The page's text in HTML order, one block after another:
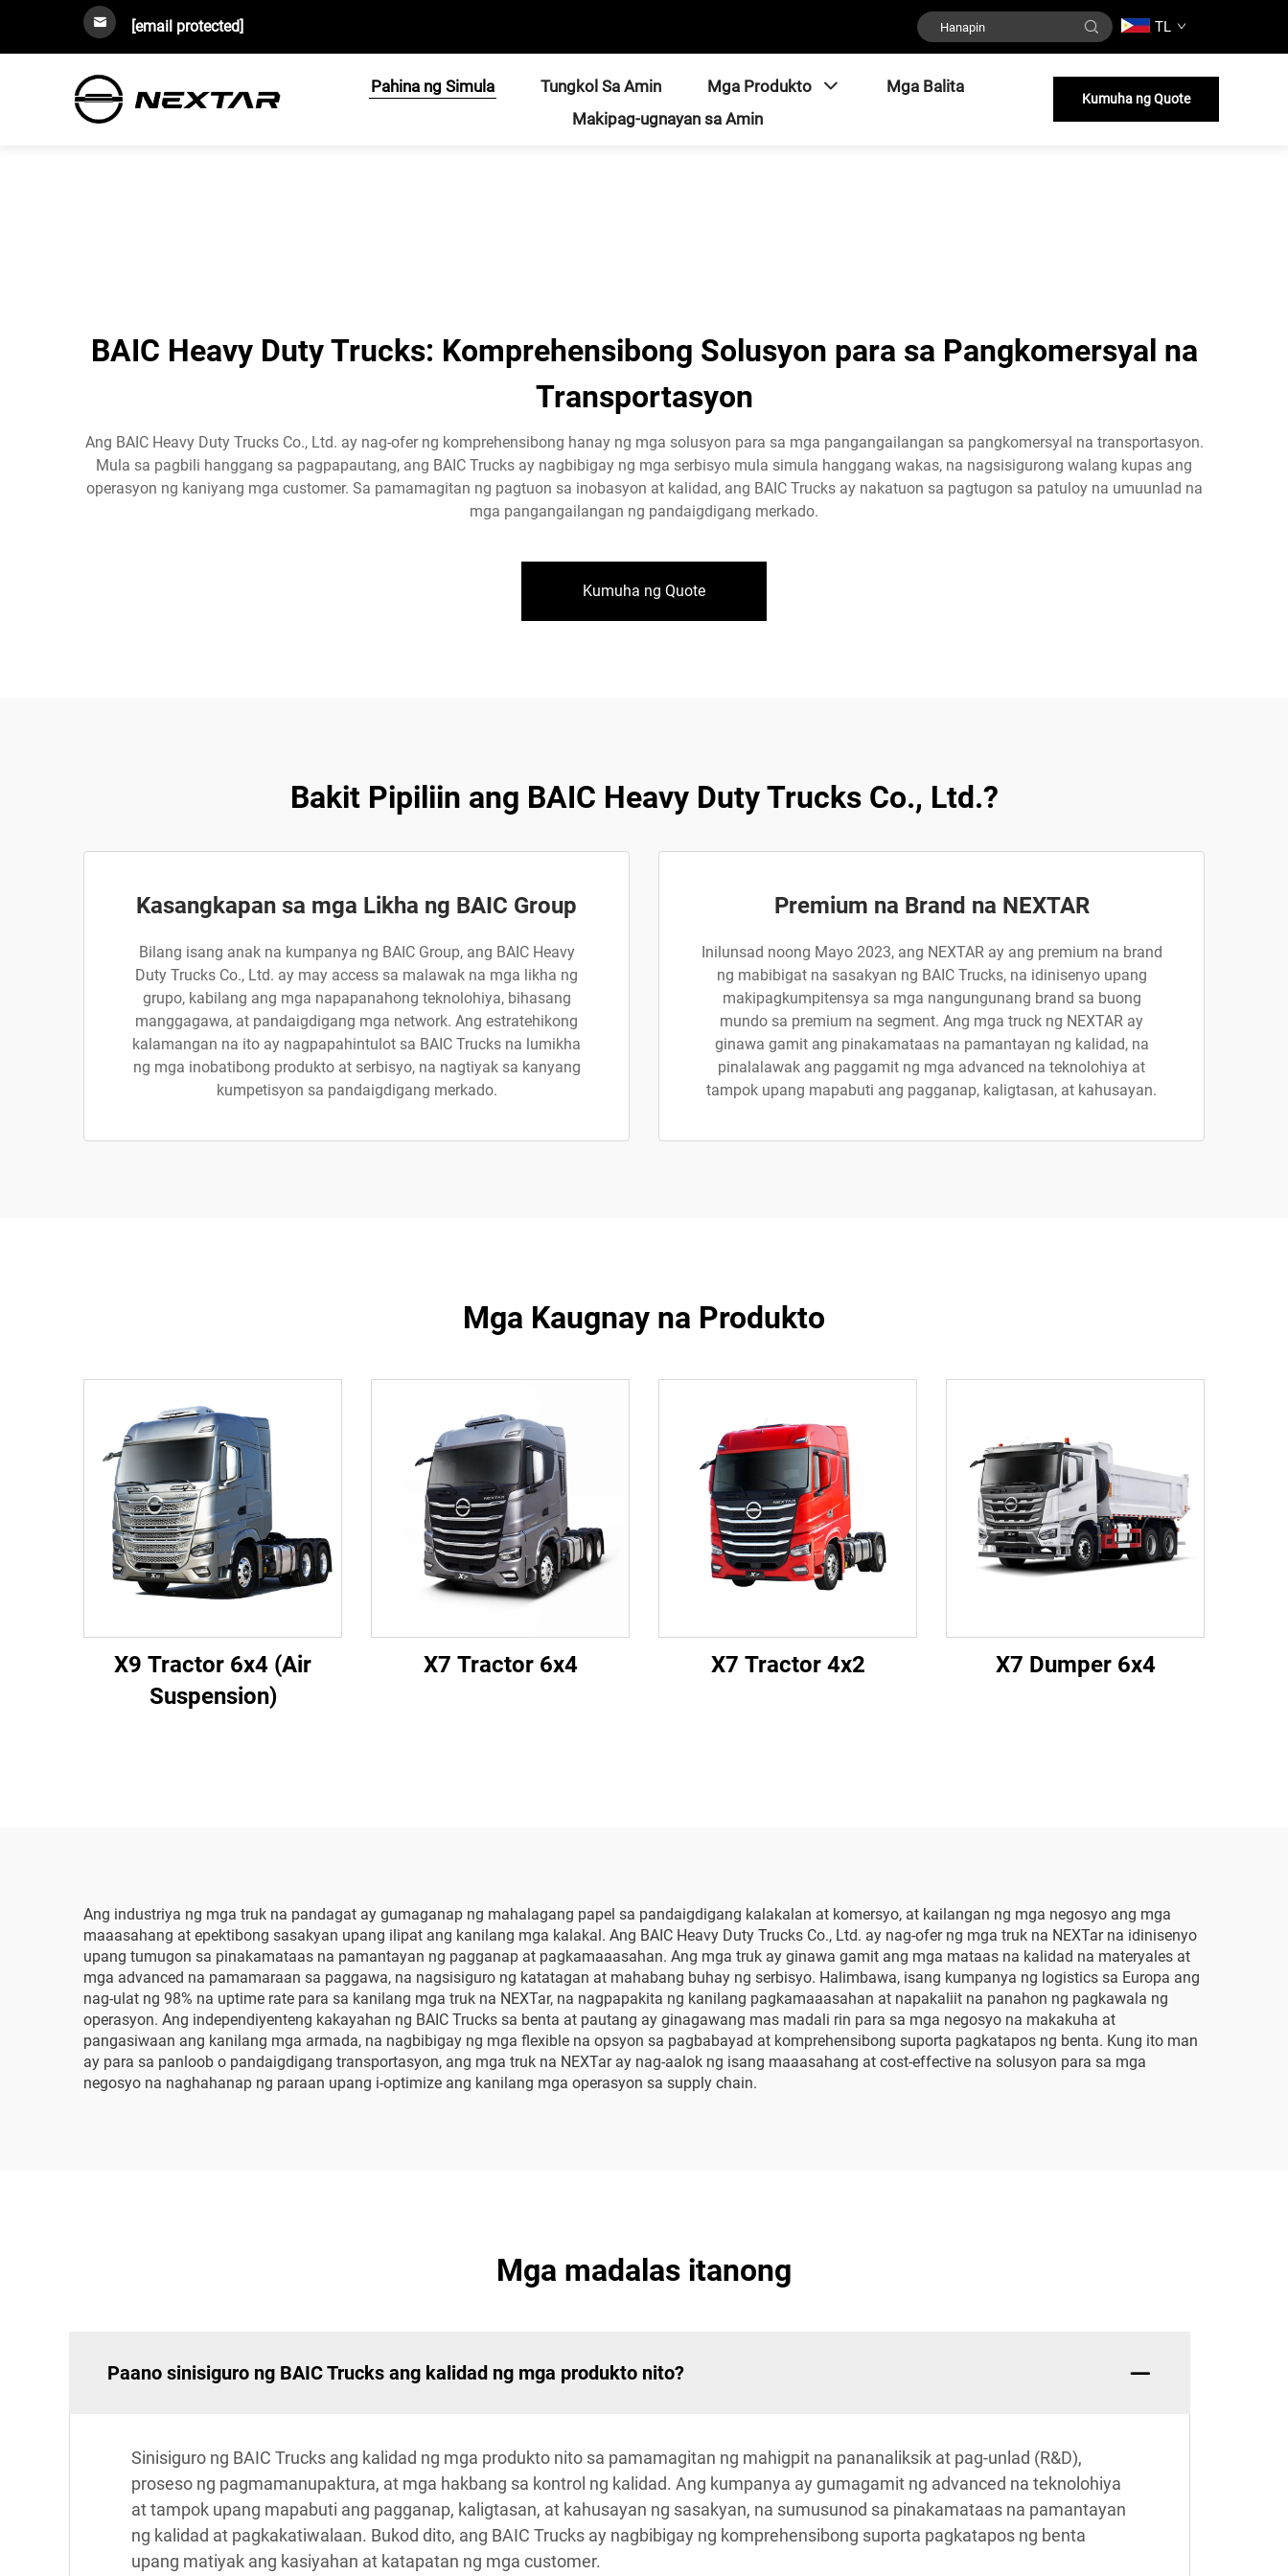
[email protected] TL
Pahina ng Simula Tungkol Sa Amin Mga Produkto
Mga Balita
Makipag-ugnayan sa Amin
Kumuha ng Quote
BAIC Heavy Duty Trucks: Komprehensibong Solusyon para sa Pangkomersyal na
Transportasyon
Ang BAIC Heavy Duty Trucks Co., Ltd. ay nag-ofer ng komprehensibong hanay ng mga solusyon para sa mga pangangailangan sa pangkomersyal na transportasyon.
Mula sa pagbili hanggang sa pagpapautang, ang BAIC Trucks ay nagbibigay ng mga serbisyo mula simula hanggang wakas, na nagsisigurong walang kupas ang
operasyon ng kaniyang mga customer. Sa pamamagitan ng pagtuon sa inobasyon at kalidad, ang BAIC Trucks ay nakatuon sa pagtugon sa patuloy na umuunlad na
mga pangangailangan ng pandaigdigang merkado.
Kumuha ng Quote
Bakit Pipiliin ang BAIC Heavy Duty Trucks Co., Ltd.?
Kasangkapan sa mga Likha ng BAIC Group
Bilang isang anak na kumpanya ng BAIC Group, ang BAIC Heavy
Duty Trucks Co., Ltd. ay may access sa malawak na mga likha ng
grupo, kabilang ang mga napapanahong teknolohiya, bihasang
manggagawa, at pandaigdigang mga network. Ang estratehikong
kalamangan na ito ay nagpapahintulot sa BAIC Trucks na lumikha
ng mga inobatibong produkto at serbisyo, na nagtiyak sa kanyang
kumpetisyon sa pandaigdigang merkado.
Premium na Brand na NEXTAR
Inilunsad noong Mayo 2023, ang NEXTAR ay ang premium na brand
ng mabibigat na sasakyan ng BAIC Trucks, na idinisenyo upang
makipagkumpitensya sa mga nangungunang brand sa buong
mundo sa premium na segment. Ang mga truck ng NEXTAR ay
ginawa gamit ang pinakamataas na pamantayan ng kalidad, na
pinalalawak ang paggamit ng mga advanced na teknolohiya at
tampok upang mapabuti ang pagganap, kaligtasan, at kahusayan.
Mga Kaugnay na Produkto
X9 Tractor 6x4 (Air
Suspension)
X7 Tractor 6x4 X7 Tractor 4x2 X7 Dumper 6x4
Ang industriya ng mga truk na pandagat ay gumaganap ng mahalagang papel sa pandaigdigang kalakalan at komersyo, at kailangan ng mga negosyo ang mga
maaasahang at epektibong sasakyan upang ilipat ang kanilang mga kalakal. Ang BAIC Heavy Duty Trucks Co., Ltd. ay nag-ofer ng mga truk na NEXTar na idinisenyo
upang tumugon sa pinakamataas na pamantayan ng pagganap at pagkamaaasahan. Ang mga truk ay ginawa gamit ang mga mataas na kalidad na materyales at
mga advanced na pamamaraan sa paggawa, na nagsisiguro ng katatagan at mahabang buhay ng serbisyo. Halimbawa, isang kumpanya ng logistics sa Europa ang
nag-ulat ng 98% na uptime rate para sa kanilang mga truk na NEXTar, na nagpapakita ng kanilang pagkamaaasahan at napakaliit na panahon ng pagkawala ng
operasyon. Ang independiyenteng kakayahan ng BAIC Trucks sa benta at pautang ay ginagawang mas madali rin para sa mga negosyo na makakuha at
pangasiwaan ang kanilang mga armada, na nagbibigay ng mga flexible na opsyon sa pagbabayad at komprehensibong suporta pagkatapos ng benta. Kung ito man
ay para sa panloob o pandaigdigang transportasyon, ang mga truk na NEXTar ay nag-aalok ng isang maaasahang at cost-effective na solusyon para sa mga
negosyo na naghahanap ng paraan upang i-optimize ang kanilang mga operasyon sa supply chain.
Mga madalas itanong
Paano sinisiguro ng BAIC Trucks ang kalidad ng mga produkto nito?
Sinisiguro ng BAIC Trucks ang kalidad ng mga produkto nito sa pamamagitan ng mahigpit na pananaliksik at pag-unlad (R&D),
proseso ng pagmamanupaktura, at mga hakbang sa kontrol ng kalidad. Ang kumpanya ay gumagamit ng advanced na teknolohiya
at tampok upang mapabuti ang pagganap, kaligtasan, at kahusayan ng sasakyan, na sumusunod sa pinakamataas na pamantayan
ng kalidad at pagkakatiwalaan. Bukod dito, ang BAIC Trucks ay nagbibigay ng komprehensibong suporta pagkatapos ng benta
upang matiyak ang kasiyahan at katapatan ng mga customer.